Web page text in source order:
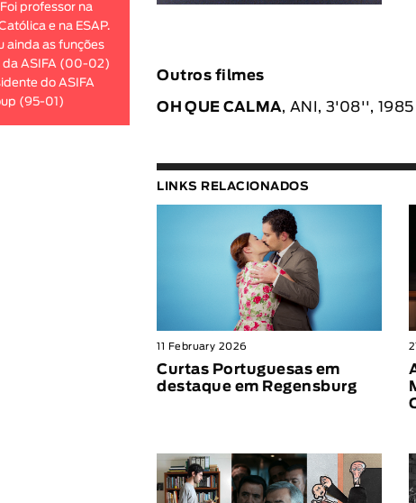
professor na
e na ESAP.
ainda as funções
da ASIFA (00-02)
do ASIFA
(95-01)
Outros filmes
OH QUE CALMA, ANI, 3'08'', 1985
LINKS RELACIONADOS
11 February 2026
Curtas Portuguesas em
destaque em Regensburg